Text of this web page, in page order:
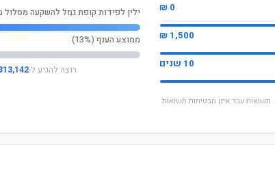
0 ₪
1,500 ₪
10 שנים
* החישוב מבוסס על תשואה שנתית ממוצעת של 10.33%. תשואות עבר אינן מבטיחות תשואות
ילין לפידות קופת גמל להשקעה מסלול
ממוצע הענף (13%)
רוצה להגיע ל-₪